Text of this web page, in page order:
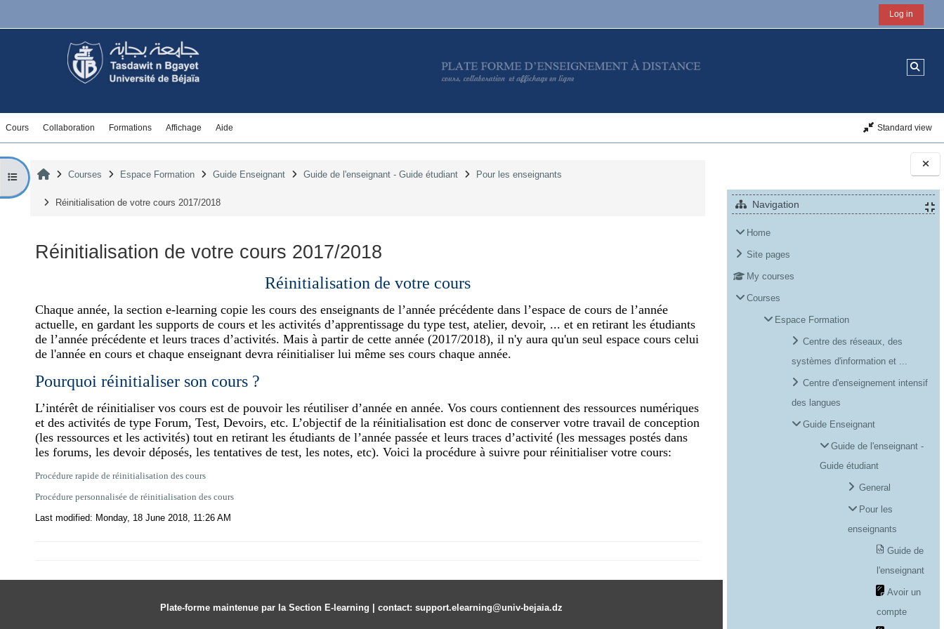
Blocks
Navigation
Home
Site pages
My courses
Courses
Espace Formation
Centre des réseaux, des
systèmes d'information et ...
Centre d'enseignement intensif
des langues
Guide Enseignant
Guide de l'enseignant -
Guide étudiant
General
Pour les
enseignants
Guide de
l'enseignant
Avoir un
compte
Log in
Cours Collaboration Formations Affichage Aide Standard view
Open course index
HomeCourses Espace Formation Guide Enseignant Guide de l'enseignant - Guide étudiant Pour les enseignants
Réinitialisation de votre cours 2017/2018
Réinitialisation de votre cours 2017/2018
Réinitialisation de votre cours
Chaque année, la section e-learning copie les cours des enseignants de l’année précédente dans l’espace de cours de l’année
actuelle, en gardant les supports de cours et les activités d’apprentissage du type test, atelier, devoir, ... et en retirant les étudiants
de l’année précédente et leurs traces d’activités. Mais à partir de cette année (2017/2018), il n'y aura qu'un seul espace cours celui
de l'année en cours et chaque enseignant devra réinitialiser lui même ses cours chaque année.
Pourquoi réinitialiser son cours ?
L’intérêt de réinitialiser vos cours est de pouvoir les réutiliser d’année en année. Vos cours contiennent des ressources numériques
et des activités de type Forum, Test, Devoirs, etc. L’objectif de la réinitialisation est donc de conserver votre travail de conception
(les ressources et les activités) tout en retirant les étudiants de l’année passée et leurs traces d’activité (les messages postés dans
les forums, les devoir déposés, les tentatives de test, les notes, etc). Voici la procédure à suivre pour réinitialiser votre cours:
Procédure rapide de réinitialisation des cours
Procédure personnalisée de réinitialisation des cours
Last modified: Monday, 18 June 2018, 11:26 AM
Plate-forme maintenue par la Section E-learning | contact: support.elearning@univ-bejaia.dz